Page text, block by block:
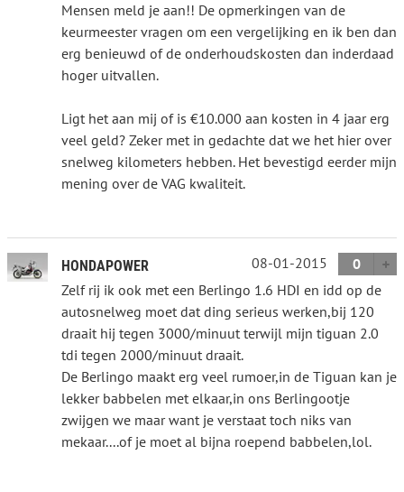
Mensen meld je aan!! De opmerkingen van de
keurmeester vragen om een vergelijking en ik ben dan
erg benieuwd of de onderhoudskosten dan inderdaad
hoger uitvallen.
Ligt het aan mij of is €10.000 aan kosten in 4 jaar erg
veel geld? Zeker met in gedachte dat we het hier over
snelweg kilometers hebben. Het bevestigd eerder mijn
mening over de VAG kwaliteit.
HONDAPOWER 08-01-2015
0
Zelf rij ik ook met een Berlingo 1.6 HDI en idd op de
autosnelweg moet dat ding serieus werken,bij 120
draait hij tegen 3000/minuut terwijl mijn tiguan 2.0
tdi tegen 2000/minuut draait.
De Berlingo maakt erg veel rumoer,in de Tiguan kan je
lekker babbelen met elkaar,in ons Berlingootje
zwijgen we maar want je verstaat toch niks van
mekaar....of je moet al bijna roepend babbelen,lol.